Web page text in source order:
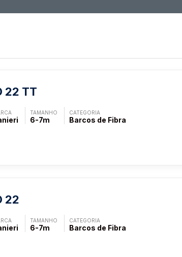
22 TT
TAMANHO
6-7m
CATEGORIA
Barcos de Fibra
22
TAMANHO
6-7m
CATEGORIA
Barcos de Fibra